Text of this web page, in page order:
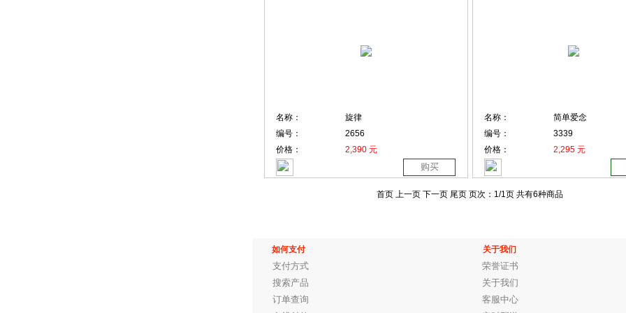
名称：
旋律
编号：
2656
价格：
2,390 元
购买
名称：
简单爱念
编号：
3339
价格：
2,295 元
首页 上一页 下一页 尾页页次： 1/1页 共有6种商品
如何支付 关于我们
支付方式
荣誉证书
搜索产品
关于我们
订单查询
客服中心